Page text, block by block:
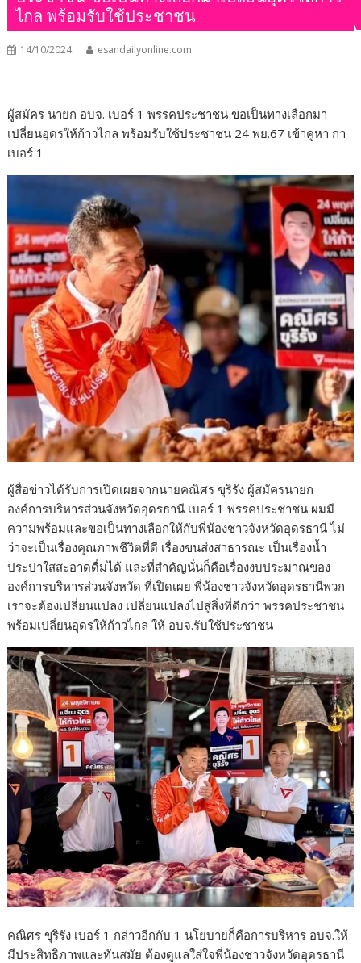
ไกล พร้อมรับใช้ประชาชน
14/10/2024 esandailyonline.com
ผู้สมัคร นายก อบจ. เบอร์ 1 พรรคประชาชน ขอเป็นทางเลือกมา
เปลี่ยนอุดรให้ก้าวไกล พร้อมรับใช้ประชาชน 24 พย.67 เข้าคูหา กา
เบอร์ 1
ผู้สื่อข่าวได้รับการเปิดเผยจากนายคณิศร ขุริรัง ผู้สมัครนายก
องค์การบริหารส่วนจังหวัดอุดรธานี เบอร์ 1 พรรคประชาชน ผมมี
ความพร้อมและขอเป็นทางเลือกให้กับพี่น้องชาวจังหวัดอุดรธานี ไม่
ว่าจะเป็นเรื่องคุณภาพชีวิตที่ดี เรื่องขนส่งสาธารณะ เป็นเรื่องน้ำ
ประปาใสสะอาดดื่มได้ และที่สำคัญนั่นก็คือเรื่องงบประมาณของ
องค์การบริหารส่วนจังหวัด ที่เปิดเผย พี่น้องชาวจังหวัดอุดรธานีพวก
เราจะต้องเปลี่ยนแปลง เปลี่ยนแปลงไปสู่สิ่งที่ดีกว่า พรรคประชาชน
พร้อมเปลี่ยนอุดรให้ก้าวไกล ให้ อบจ.รับใช้ประชาชน
คณิศร ขุริรัง เบอร์ 1 กล่าวอีกกับ 1 นโยบายก็คือการบริหาร อบจ.ให้
มีประสิทธิภาพและทันสมัย ต้องดูแลใส่ใจพี่น้องชาวจังหวัดอุดรธานี